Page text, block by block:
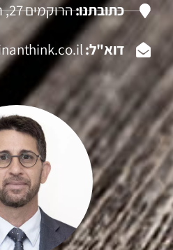
כתובתנו:הרוקמים 27, חולון
דוא"ל: